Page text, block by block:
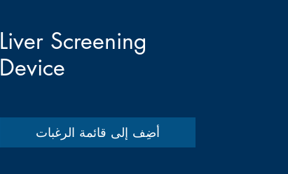
Liver Screening
Device
أضِف إلى قائمة الرغبات